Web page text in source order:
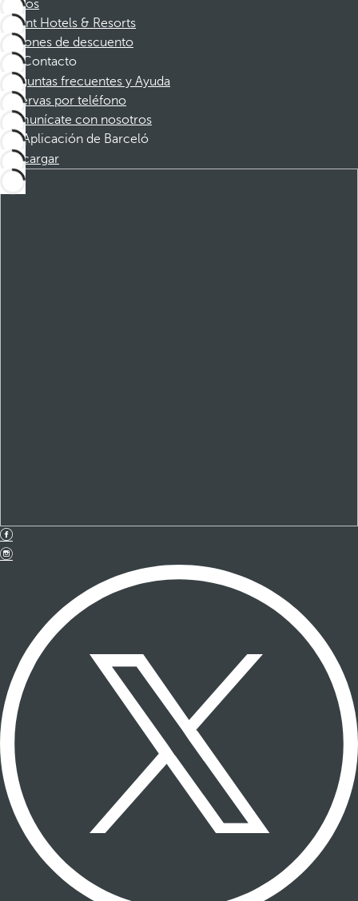
Socios
Dorint Hotels & Resorts
Cupones de descuento
Contacto
Preguntas frecuentes y Ayuda
Reservas por teléfono
Comunícate con nosotros
Aplicación de Barceló
Descargar